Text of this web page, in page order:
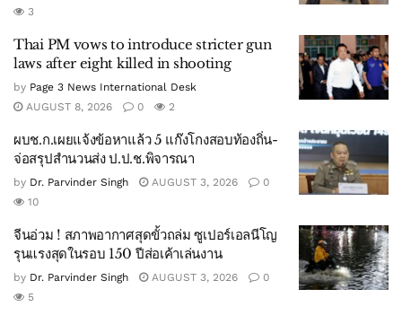
3
Thai PM vows to introduce stricter gun
laws after eight killed in shooting
by Page 3 News International Desk
AUGUST 8, 2026
0 2
ผบช.ก.เผยแจ้งข้อหาแล้ว 5 แก๊งโกงสอบท้องถิ่น-
จ่อสรุปสำนวนส่ง ป.ป.ช.พิจารณา
by Dr. Parvinder Singh AUGUST 3, 2026
0
10
จีนอ่วม ! สภาพอากาศสุดขั้วถล่ม ซูเปอร์เอลนีโญ
รุนแรงสุดในรอบ 150 ปีส่อเค้าเล่นงาน
by Dr. Parvinder Singh AUGUST 3, 2026
0
5